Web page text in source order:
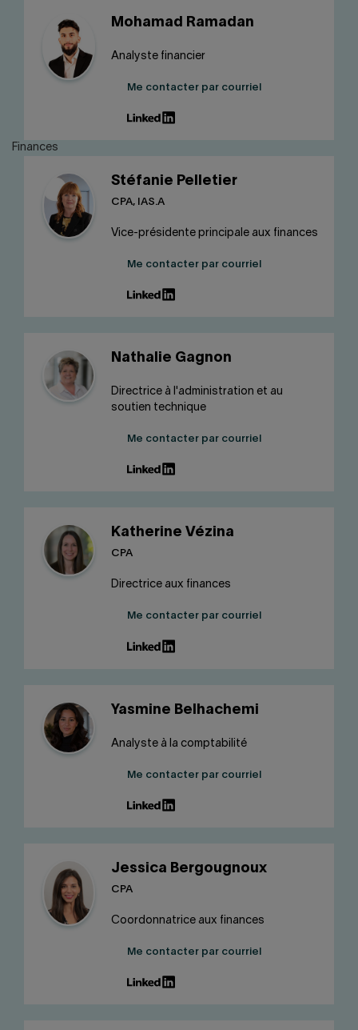
Mohamad Ramadan
Analyste financier
Me contacter par courriel
Finances
Stéfanie Pelletier
CPA, IAS.A
Vice-présidente principale aux finances
Me contacter par courriel
Nathalie Gagnon
Directrice à l'administration et au
soutien technique
Me contacter par courriel
Katherine Vézina
CPA
Directrice aux finances
Me contacter par courriel
Yasmine Belhachemi
Analyste à la comptabilité
Me contacter par courriel
Jessica Bergougnoux
CPA
Coordonnatrice aux finances
Me contacter par courriel